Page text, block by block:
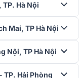
TP. Hà Nội
Mai, TP Hà Nội
Nội, TP Hà Nội
TP. Hải Phòng